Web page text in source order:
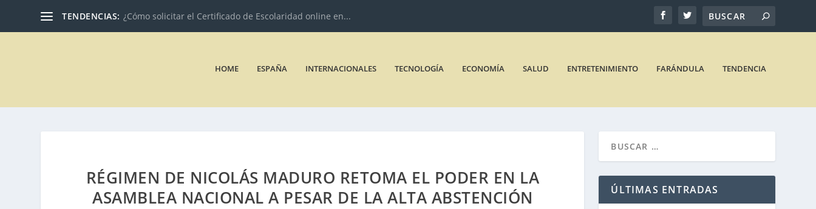
TENDENCIAS: ¿Cómo solicitar el Certificado de Escolaridad online en...
HOME ESPAÑA INTERNACIONALES TECNOLOGÍA ECONOMÍA SALUD ENTRETENIMIENTO FARÁNDULA TENDENCIA
RÉGIMEN DE NICOLÁS MADURO RETOMA EL PODER EN LA
ASAMBLEA NACIONAL A PESAR DE LA ALTA ABSTENCIÓN
ÚLTIMAS ENTRADAS